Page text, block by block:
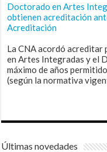
Doctorado en Artes
obtienen acreditación
Acreditación
La CNA acordó acreditar
en Artes Integradas y el
máximo de años
(según la normativa
Últimas novedades